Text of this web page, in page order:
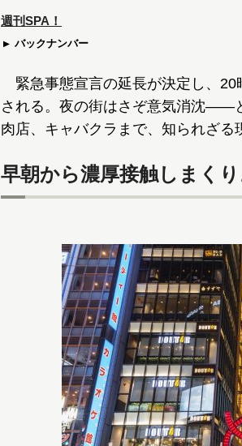
週刊SPA！
バックナンバー
緊急事態宣言の延長が決定し、20
される。夜の街はさぞ意気消沈――
肉店、キャバクラまで、知られざる
早朝から濃厚接触しまく